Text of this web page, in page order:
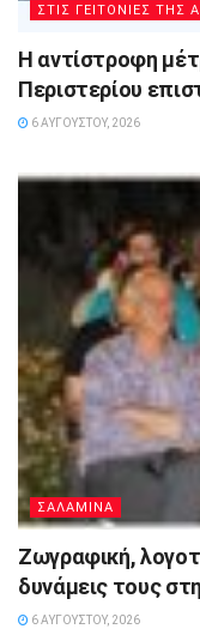
ΣΤΙΣ ΓΕΙΤΟΝΙΕΣ ΤΗΣ
Η αντίστροφη
Περιστερίου
6 ΑΥΓΟΎΣΤΟΥ, 2026
ΣΑΛΑΜΙΝΑ
Ζωγραφική,
δυνάμεις τους
6 ΑΥΓΟΎΣΤΟΥ, 2026